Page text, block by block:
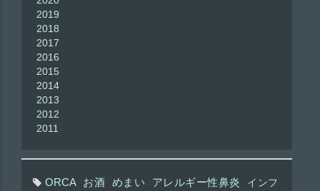
2019
2018
2017
2016
2015
2014
2013
2012
2011
ORCA お酒 めまい アレルギー性鼻炎
インフ